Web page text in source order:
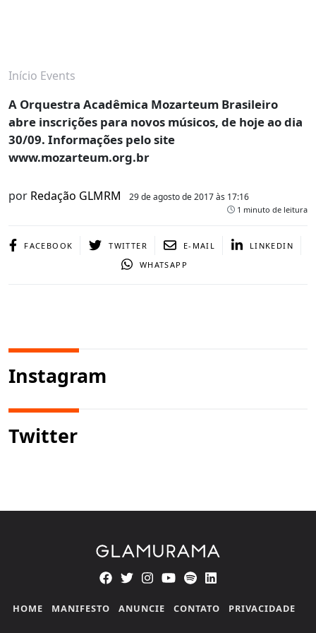
Início Events
A Orquestra Acadêmica Mozarteum Brasileiro
abre inscrições para novos músicos, de hoje ao dia
30/09. Informações pelo site
www.mozarteum.org.br
por Redação GLMRM 29 de agosto de 2017 às 17:16
1 minuto de leitura
FACEBOOK TWITTER E-MAIL
LINKEDIN
WHATSAPP
Instagram
Twitter
HOME MANIFESTO ANUNCIE CONTATO PRIVACIDADE